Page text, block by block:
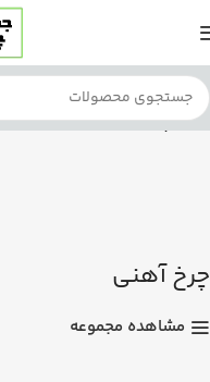
خانه چرخ آهنی
چرخ آهنی
مشاهده مجموعه